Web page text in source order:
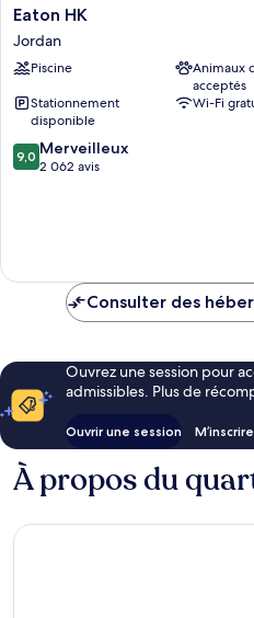
Eaton
HK
Jordan
Eaton HK
Jordan
Piscine
Animaux
acceptés
Stationnement
disponible
Wi-Fi
9.0
sur
9,0 Merveilleux
2 062 avis
Consulter des
Ouvrez une session pour
admissibles. Plus de
Ouvrir une session
À propos du